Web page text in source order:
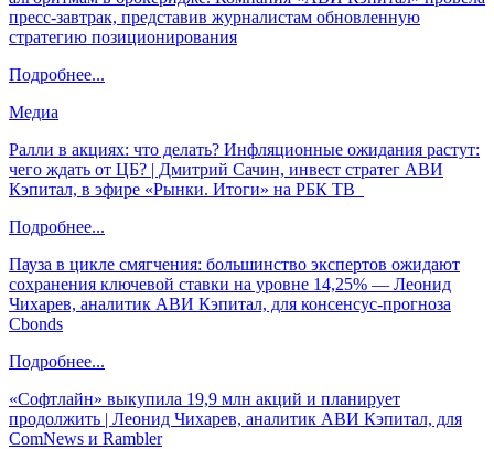
пресс-завтрак, представив журналистам обновленную
стратегию позиционирования
Подробнее...
Медиа
Ралли в акциях: что делать? Инфляционные ожидания растут:
чего ждать от ЦБ? | Дмитрий Сачин, инвест стратег АВИ
Кэпитал, в эфире «Рынки. Итоги» на РБК ТВ
Подробнее...
Пауза в цикле смягчения: большинство экспертов ожидают
сохранения ключевой ставки на уровне 14,25% — Леонид
Чихарев, аналитик АВИ Кэпитал, для консенсус-прогноза
Cbonds
Подробнее...
«Софтлайн» выкупила 19,9 млн акций и планирует
продолжить | Леонид Чихарев, аналитик АВИ Кэпитал, для
ComNews и Rambler